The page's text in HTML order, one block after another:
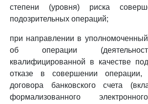
степени (уровня) риска
подозрительных операций;
при направлении в
об операции
квалифицированной в качестве
отказе в совершении операции,
договора банковского счета
формализованного